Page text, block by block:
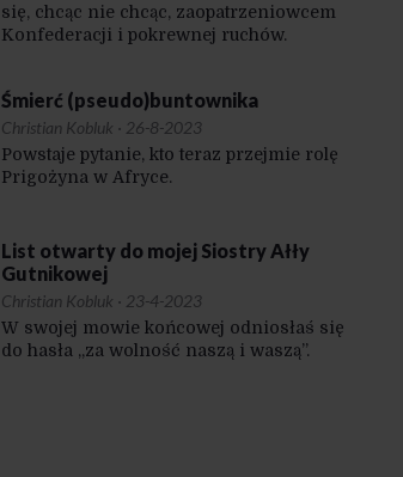
się, chcąc nie chcąc, zaopatrzeniowcem
Konfederacji i pokrewnej ruchów.
Śmierć (pseudo)buntownika
Christian Kobluk · 26-8-2023
Powstaje pytanie, kto teraz przejmie rolę
Prigożyna w Afryce.
List otwarty do mojej Siostry Ałły
Gutnikowej
Christian Kobluk · 23-4-2023
W swojej mowie końcowej odniosłaś się
do hasła „za wolność naszą i waszą”.